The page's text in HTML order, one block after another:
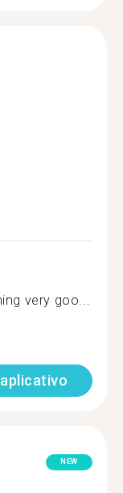
very goo...
NEW